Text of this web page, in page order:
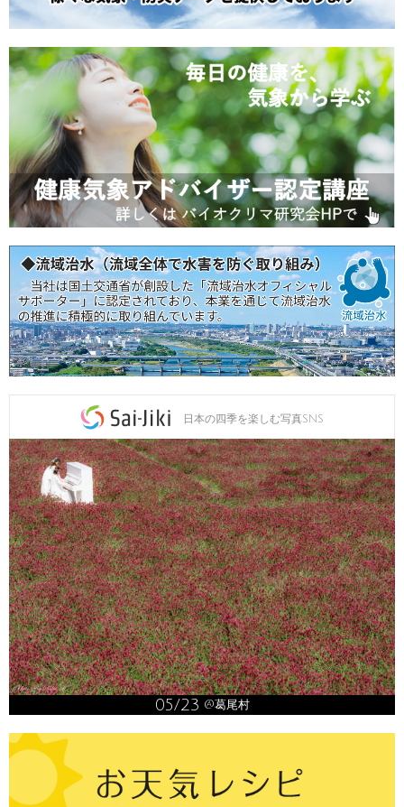
日本の四季を楽しむ写真SNS
05/23 @葛尾村